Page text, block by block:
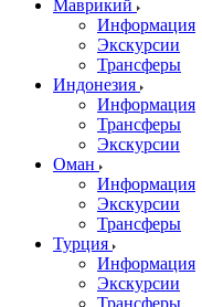
Маврикий
Информация
Экскурсии
Трансферы
Индонезия
Информация
Трансферы
Экскурсии
Оман
Информация
Экскурсии
Трансферы
Турция
Информация
Экскурсии
Трансферы